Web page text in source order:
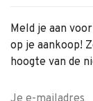
Meld je aan
op je aankoop!
hoogte van de